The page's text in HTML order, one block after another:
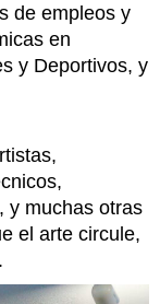
de empleos y
en
y Deportivos, y
y muchas otras
el arte circule,